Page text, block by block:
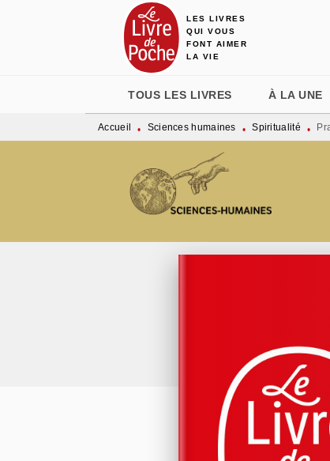
MENU RECHERCHE
LES LIVRES
QUI VOUS
FONT AIMER
LA VIE
TOUS LES LIVRES À LA UNE
Accueil • Sciences humaines • Spiritualité •